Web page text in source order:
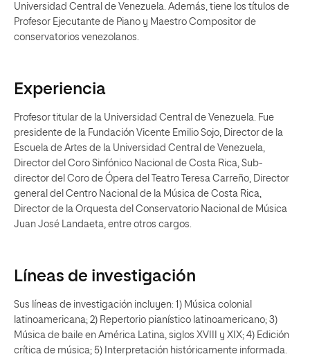
Universidad Central de Venezuela. Además, tiene los títulos de
Profesor Ejecutante de Piano y Maestro Compositor de
conservatorios venezolanos.
Experiencia
Profesor titular de la Universidad Central de Venezuela. Fue
presidente de la Fundación Vicente Emilio Sojo, Director de la
Escuela de Artes de la Universidad Central de Venezuela,
Director del Coro Sinfónico Nacional de Costa Rica, Sub-
director del Coro de Ópera del Teatro Teresa Carreño, Director
general del Centro Nacional de la Música de Costa Rica,
Director de la Orquesta del Conservatorio Nacional de Música
Juan José Landaeta, entre otros cargos.
Líneas de investigación
Sus líneas de investigación incluyen: 1) Música colonial
latinoamericana; 2) Repertorio pianístico latinoamericano; 3)
Música de baile en América Latina, siglos XVIII y XIX; 4) Edición
crítica de música; 5) Interpretación históricamente informada.